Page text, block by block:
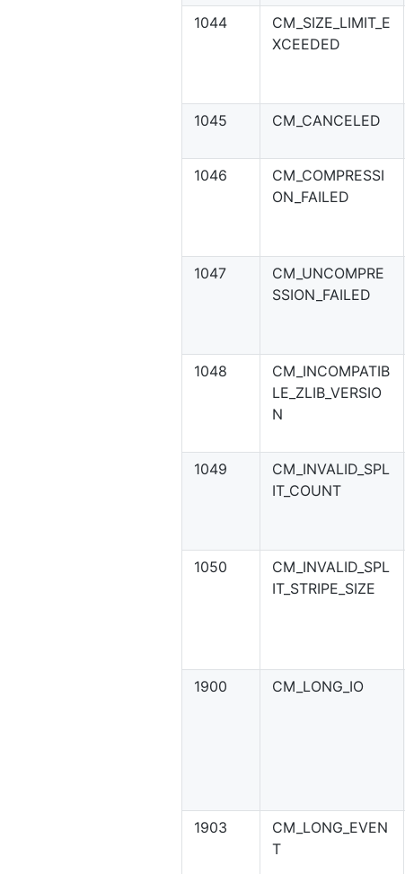
1044
CM_SIZE_LIMIT_E
XCEEDED
1045
CM_CANCELED
1046
CM_COMPRESSI
ON_FAILED
1047
CM_UNCOMPRE
SSION_FAILED
1048
CM_INCOMPATIB
LE_ZLIB_VERSIO
N
1049
CM_INVALID_SPL
IT_COUNT
1050
CM_INVALID_SPL
IT_STRIPE_SIZE
1900
CM_LONG_IO
1903
CM_LONG_EVEN
T